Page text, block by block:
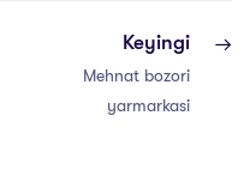
Keyingi
Mehnat bozori
yarmarkasi